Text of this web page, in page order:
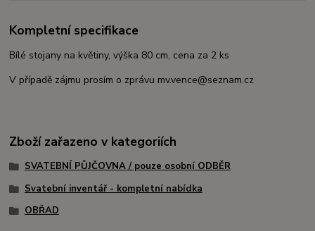
Kompletní specifikace
Bílé stojany na květiny, výška 80 cm, cena za 2 ks
V případě zájmu prosím o zprávu mv.vence@seznam.cz
Zboží zařazeno v kategoriích
SVATEBNÍ PŮJČOVNA / pouze osobní ODBĚR
Svatební inventář - kompletní nabídka
OBŘAD